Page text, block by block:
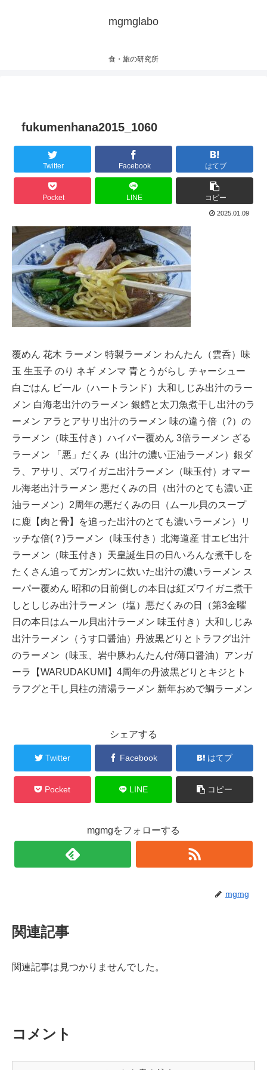
mgmglabo
食・旅の研究所
fukumenhana2015_1060
Twitter Facebook はてブ
Pocket LINE コピー
2025.01.09
覆めん 花木 ラーメン 特製ラーメン わんたん（雲呑）味
玉 生玉子 のり ネギ メンマ 青とうがらし チャーシュー
白ごはん ビール（ハートランド）大和しじみ出汁のラー
メン 白海老出汁のラーメン 銀鱈と太刀魚煮干し出汁のラ
ーメン アラとアサリ出汁のラーメン 味の違う倍（?）の
ラーメン（味玉付き）ハイパー覆めん 3倍ラーメン ざる
ラーメン 「悪」だくみ（出汁の濃い正油ラーメン）銀ダ
ラ、アサリ、ズワイガニ出汁ラーメン（味玉付）オマー
ル海老出汁ラーメン 悪だくみの日（出汁のとても濃い正
油ラーメン）2周年の悪だくみの日（ムール貝のスープ
に鹿【肉と骨】を追った出汁のとても濃いラーメン）リ
ッチな倍(？)ラーメン（味玉付き）北海道産 甘エビ出汁
ラーメン（味玉付き）天皇誕生日の日/いろんな煮干しを
たくさん追ってガンガンに炊いた出汁の濃いラーメン ス
ーパー覆めん 昭和の日前倒しの本日は紅ズワイガニ煮干
しとしじみ出汁ラーメン（塩）悪だくみの日（第3金曜
日の本日はムール貝出汁ラーメン 味玉付き）大和しじみ
出汁ラーメン（うす口醤油）丹波黒どりとトラフグ出汁
のラーメン（味玉、岩中豚わんたん付/薄口醤油）アンガ
ーラ【WARUDAKUMI】4周年の丹波黒どりとキジとト
ラフグと干し貝柱の清湯ラーメン 新年おめで鯛ラーメン
シェアする
Twitter Facebook はてブ
Pocket LINE コピー
mgmgをフォローする
mgmg
関連記事
関連記事は見つかりませんでした。
コメント